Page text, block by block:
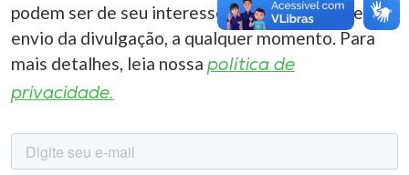
podem ser de seu interesse. Você pode cancelar o
envio da divulgação, a qualquer momento. Para
mais detalhes, leia nossa política de
privacidade.